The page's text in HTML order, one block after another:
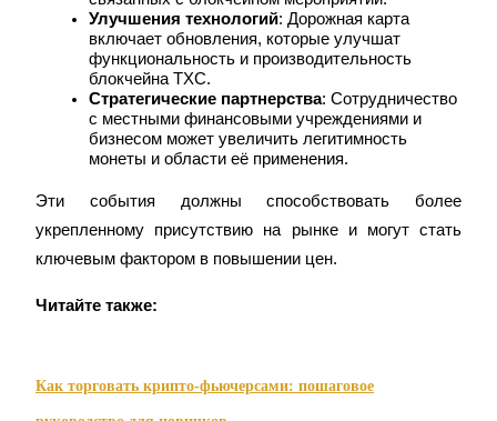
Узнайте, как оставаться прибыльным
Заработок
Улучшения технологий: Дорожная карта
включает обновления, которые улучшат
функциональность и производительность
блокчейна TXC.
Стратегические партнерства: Сотрудничество
с местными финансовыми учреждениями и
бизнесом может увеличить легитимность
монеты и области её применения.
Эти события должны способствовать более
укрепленному присутствию на рынке и могут стать
ключевым фактором в повышении цен.
Читайте также:
Как торговать крипто-фьючерсами: пошаговое